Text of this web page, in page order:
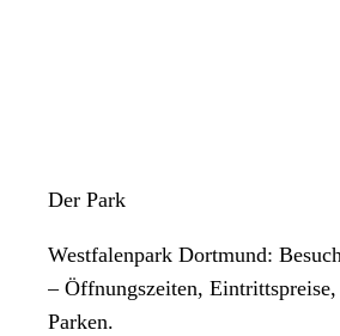
Der Park
Westfalenpark Dortmund:
– Öffnungszeiten,
Parken.